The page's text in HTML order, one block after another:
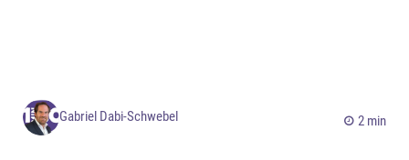
Gabriel Dabi-Schwebel 2 min